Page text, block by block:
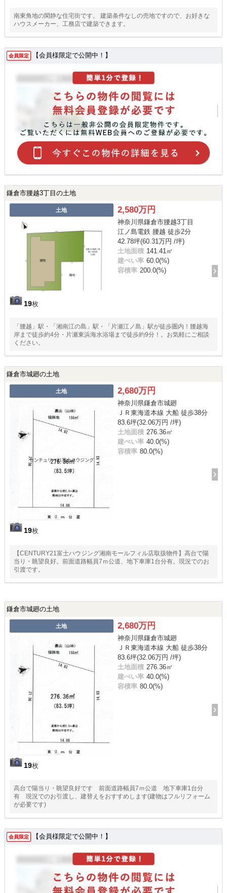
南東角地の閑静な住宅街です。 建築条件なしの売地ですので、お好きな
ハウスメーカー、工務店で建築できます。
会員限定 【会員様限定で公開中！】
鎌倉市腰越3丁目の土地
土地
19枚
2,580万円
神奈川県鎌倉市腰越3丁目
江ノ島電鉄 腰越 徒歩2分
42.78坪(60.31万円 /坪)
土地面積 141.41㎡
建ぺい率 60.0(%)
容積率 200.0(%)
「腰越」駅・「湘南江の島」駅・「片瀬江ノ島」駅が徒歩圏内！腰越海
岸まで徒歩約4分・片瀬東浜海水浴場まで徒歩約9分！。お気軽にご相談
ください。
鎌倉市城廻の土地
土地
19枚
2,680万円
神奈川県鎌倉市城廻
ＪＲ東海道本線 大船 徒歩38分
83.6坪(32.06万円 /坪)
土地面積 276.36㎡
建ぺい率 40.0(%)
容積率 80.0(%)
【CENTURY21富士ハウジング湘南モールフィル店取扱物件】高台で陽
当り・眺望良好。前面道路幅員7ｍ公道、地下車庫1台分有。現況でのお
引渡です。
鎌倉市城廻の土地
土地
19枚
2,680万円
神奈川県鎌倉市城廻
ＪＲ東海道本線 大船 徒歩38分
83.6坪(32.06万円 /坪)
土地面積 276.36㎡
建ぺい率 40.0(%)
容積率 80.0(%)
高台で陽当り・眺望良好です 前面道路幅員7ｍ公道 地下車庫1台分
有 現況でのお引渡し、建替えをおすすめします(建物はフルリフォーム
が必要です)
会員限定 【会員様限定で公開中！】